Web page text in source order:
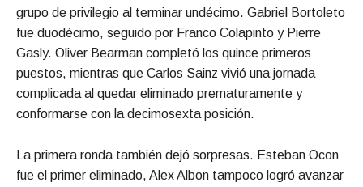
grupo de privilegio al terminar undécimo. Gabriel Bortoleto
fue duodécimo, seguido por Franco Colapinto y Pierre
Gasly. Oliver Bearman completó los quince primeros
puestos, mientras que Carlos Sainz vivió una jornada
complicada al quedar eliminado prematuramente y
conformarse con la decimosexta posición.
La primera ronda también dejó sorpresas. Esteban Ocon
fue el primer eliminado, Alex Albon tampoco logró avanzar